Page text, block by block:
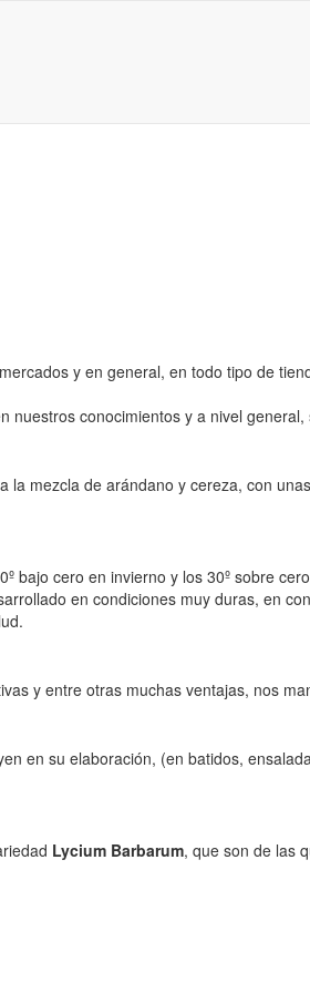
y en general, en todo tipo de
conocimientos y a nivel
mezcla de arándano y cereza, con
bajo cero en invierno y los 30º sobre
en condiciones muy duras, en
y entre otras muchas ventajas, nos
en su elaboración, (en batidos,
Lycium Barbarum, que son de las